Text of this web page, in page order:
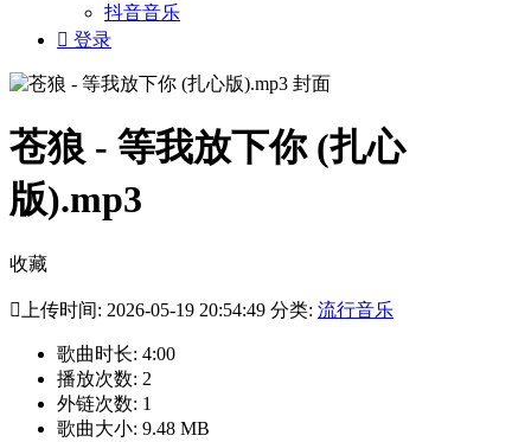
抖音音乐
 登录
苍狼 - 等我放下你 (扎心
版).mp3
收藏
 上传时间: 2026-05-19 20:54:49 分类: 流行音乐
歌曲时长: 4:00
播放次数: 2
外链次数: 1
歌曲大小: 9.48 MB